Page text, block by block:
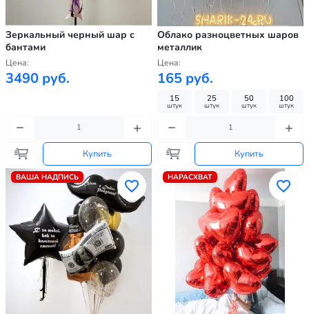
Зеркальный черный шар с
бантами
Цена:
3490 руб.
Купить
Облако разноцветных шаров
металлик
Цена:
165 руб.
15
штук
25
штук
50
штук
100
штук
Купить
ВАША НАДПИСЬ НАРАСХВАТ